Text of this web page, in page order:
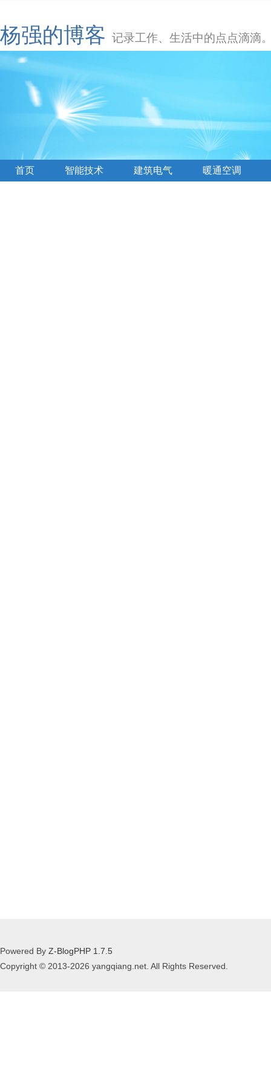
杨强的博客 记录工作、生活中的点点滴滴
首页 智能技术 建筑电气 暖通空调
Powered By Z-BlogPHP 1.7.5
Copyright © 2013-2026 yangqiang.net. All Rights Reserved.